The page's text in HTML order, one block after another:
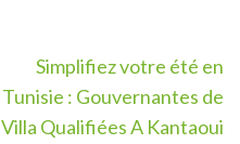
Simplifiez votre été en
Tunisie : Gouvernantes de
Villa Qualifiées A Kantaoui